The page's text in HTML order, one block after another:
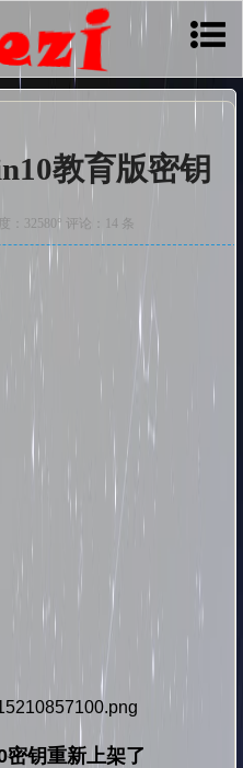
教育版密钥
：32580° 评论：14 条
钥重新上架了